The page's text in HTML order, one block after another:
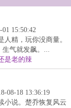
15:50:42
精，玩你没商量。
生气就发飙。...
是老的辣
08-18 13:36:19
说。楚乔恢复风云